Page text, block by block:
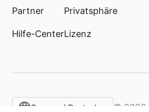
Partner
Hilfe-Center
Privatsphäre
Lizenz
German / Deutsch © 2026